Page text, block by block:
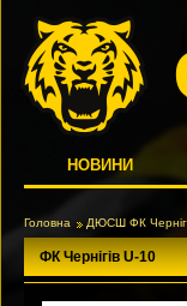
НОВИНИ
Головна ДЮСШ ФК
ФК Чернігів U-10